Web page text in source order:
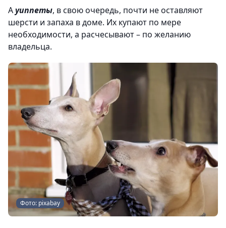
Ауиппеты, в свою очередь, почти не оставляют
шерсти и запаха в доме. Их купают по мере
необходимости, а расчесывают – по желанию
владельца.
Фото: pixabay